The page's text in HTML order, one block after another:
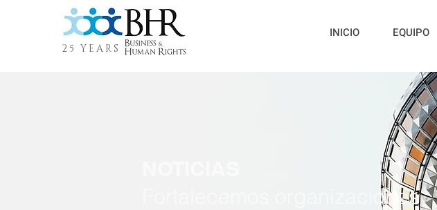
25 YEARS
INICIO EQUIPO
Fortalecemos organizaciones